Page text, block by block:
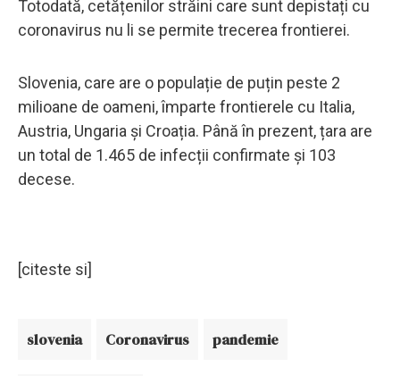
Totodată, cetățenilor străini care sunt depistați cu
coronavirus nu li se permite trecerea frontierei.
Slovenia, care are o populație de puțin peste 2
milioane de oameni, împarte frontierele cu Italia,
Austria, Ungaria și Croația. Până în prezent, țara are
un total de 1.465 de infecții confirmate și 103
decese.
[citeste si]
slovenia Coronavirus pandemie